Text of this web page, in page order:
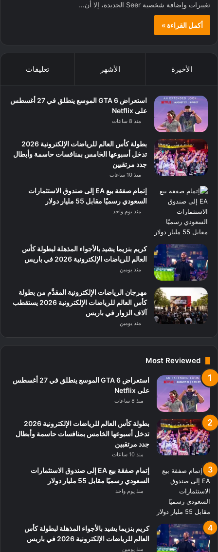
تغييرات وإضافة شخصية Seer الجديدة، إلا أن…
أكمل القراءة »
الأخيرة الأشهر تعليقات
استعراض GTA 6 الموسع ينطلق في 27 أغسطس
على Netflix
منذ 8 ساعات
بطولة كأس العالم للرياضات الإلكترونية 2026
تدخل أسبوعها الخامس بمنافسات حاسمة وأبطال
جدد مرتقبين
منذ 10 ساعات
إتمام صفقة بيع EA إلى صندوق الاستثمارات
السعودي رسميًا مقابل 55 مليار دولار
منذ يوم واحد
كريم بنزيما يشيد بالأجواء المذهلة لبطولة كأس
العالم للرياضات الإلكترونية 2026 في باريس
منذ يومين
مهرجان الرياضات الإلكترونية المقدَّم من بطولة
كأس العالم للرياضات الإلكترونية 2026 يستقطب
آلاف الزوار في باريس
منذ يومين
Most Reviewed
استعراض GTA 6 الموسع ينطلق في 27 أغسطس
على Netflix
منذ 8 ساعات
بطولة كأس العالم للرياضات الإلكترونية 2026
تدخل أسبوعها الخامس بمنافسات حاسمة وأبطال
جدد مرتقبين
منذ 10 ساعات
إتمام صفقة بيع EA إلى صندوق الاستثمارات
السعودي رسميًا مقابل 55 مليار دولار
منذ يوم واحد
كريم بنزيما يشيد بالأجواء المذهلة لبطولة كأس
العالم للرياضات الإلكترونية 2026 في باريس
منذ يومين